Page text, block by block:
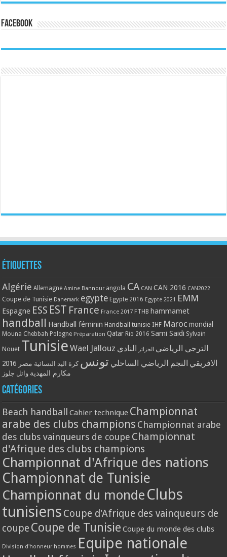
Facebook
Étiquettes
Algérie Allemagne Amine Bannour angola CA CAN CAN 2016 CAN2022
Coupe de Tunisie Danemark egypte Egypte 2016 Egypte 2021 EMM
Espagne ESS EST France France 2017 FTHB hammamet
handball Handball féminin Handball tunisie IHF Maroc mondial
Mouna Chebbah Pologne Préparation Qatar Rio 2016 Sami Saidi Sylvain
Nouet Tunisie Wael Jallouz الترجي الرياضي الجزائر النادي
الافريقي النجم الرياضي الساحلي تونس كرة اليد النسائية مصر 2016
مكارم المهدية وائل جلوز
Catégories
Beach handball Cahier technique Championnat
arabe des clubs champions Championnat arabe
des clubs vainqueurs de coupe Championnat
d'Afrique des clubs champions
Championnat d'Afrique des nations
Championnat de Tunisie
Championnat du monde Clubs
tunisiens Coupe d'Afrique des vainqueurs de
coupe Coupe de Tunisie Coupe du monde des clubs
Division d'honneur hommes Equipe nationale